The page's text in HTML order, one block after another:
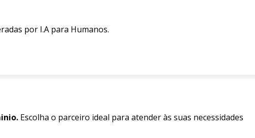
por I.A para Humanos.
Escolha o parceiro ideal para atender às suas necessidades